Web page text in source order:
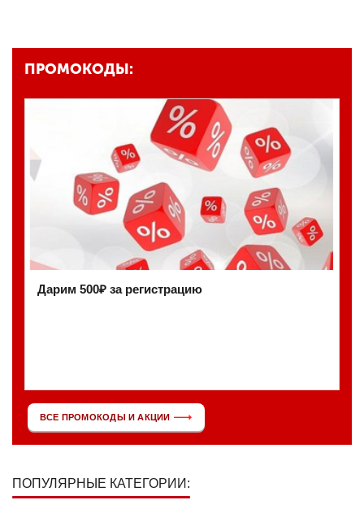
ПРОМОКОДЫ:
Дарим 500₽ за регистрацию
ВСЕ ПРОМОКОДЫ И АКЦИИ
ПОПУЛЯРНЫЕ КАТЕГОРИИ: